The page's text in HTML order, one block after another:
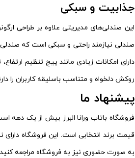
جذابیت و سبکی
این صندلی‌های مدیریتی علاوه بر طراحی
صندلی نیازمند راحتی و سبکی است که
دارای امکانات زیادی مانند پیچ تنظیم
روکش دلخواه و متناسب باسلیقه کاربران را
پیشنهاد ما
فروشگاه باتاب ورانا البرز بیش از یک دهه
قیمت برند انتخابی است. این فروشگاه دارای
به صورت حضوری نیز به فروشگاه مراجعه